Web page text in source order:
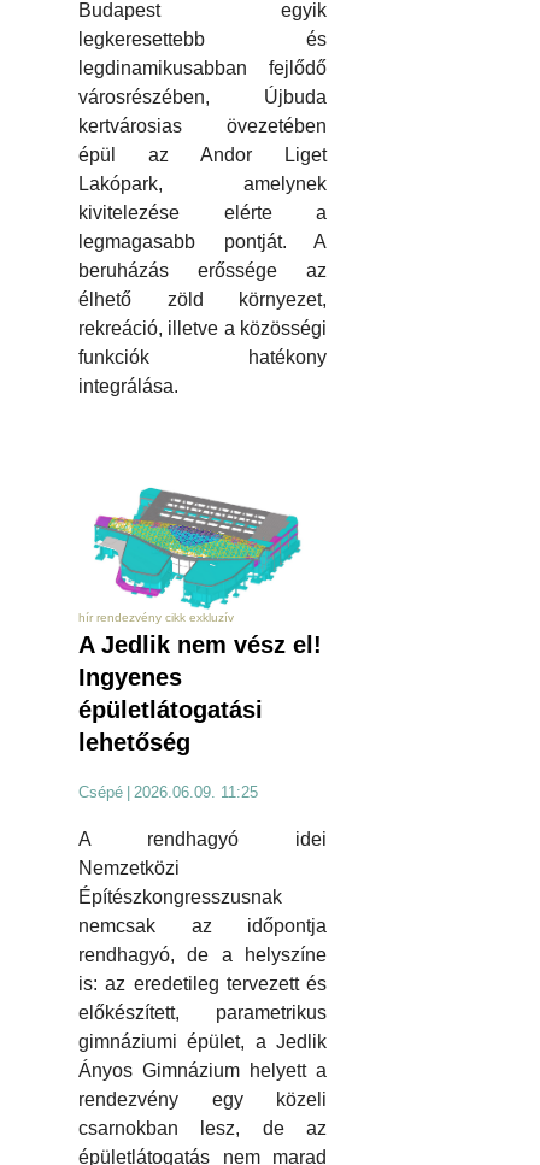
Budapest egyik
legkeresettebb és
legdinamikusabban fejlődő
városrészében, Újbuda
kertvárosias övezetében
épül az Andor Liget
Lakópark, amelynek
kivitelezése elérte a
legmagasabb pontját. A
beruházás erőssége az
élhető zöld környezet,
rekreáció, illetve a közösségi
funkciók hatékony
integrálása.
hír rendezvény cikk exkluzív
A Jedlik nem vész el!
Ingyenes
épületlátogatási
lehetőség
Csépé 2026.06.09. 11:25
A rendhagyó idei
Nemzetközi
Építészkongresszusnak
nemcsak az időpontja
rendhagyó, de a helyszíne
is: az eredetileg tervezett és
előkészített, parametrikus
gimnáziumi épület, a Jedlik
Ányos Gimnázium helyett a
rendezvény egy közeli
csarnokban lesz, de az
épületlátogatás nem marad